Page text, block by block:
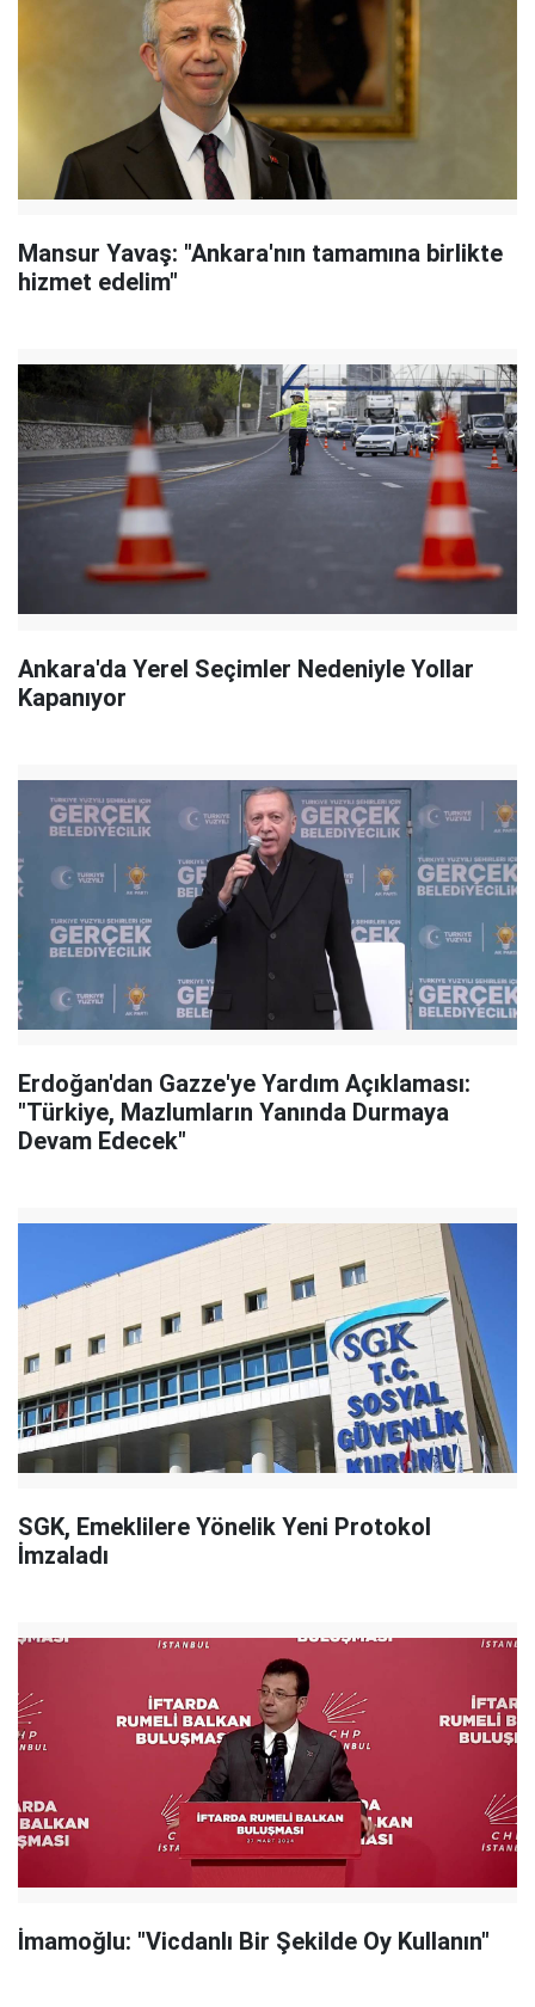
Mansur Yavaş: "Ankara'nın tamamına birlikte
hizmet edelim"
Ankara'da Yerel Seçimler Nedeniyle Yollar
Kapanıyor
Erdoğan'dan Gazze'ye Yardım Açıklaması:
"Türkiye, Mazlumların Yanında Durmaya
Devam Edecek"
SGK, Emeklilere Yönelik Yeni Protokol
İmzaladı
İmamoğlu: "Vicdanlı Bir Şekilde Oy Kullanın"